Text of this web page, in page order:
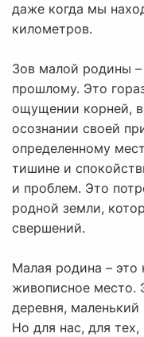
даже когда мы
километров.
Зов малой родины –
прошлому. Это
ощущении корней,
осознании своей
определенному
тишине и
и проблем. Это
родной земли,
свершений.
Малая родина – это
живописное место.
деревня,
Но для нас, для